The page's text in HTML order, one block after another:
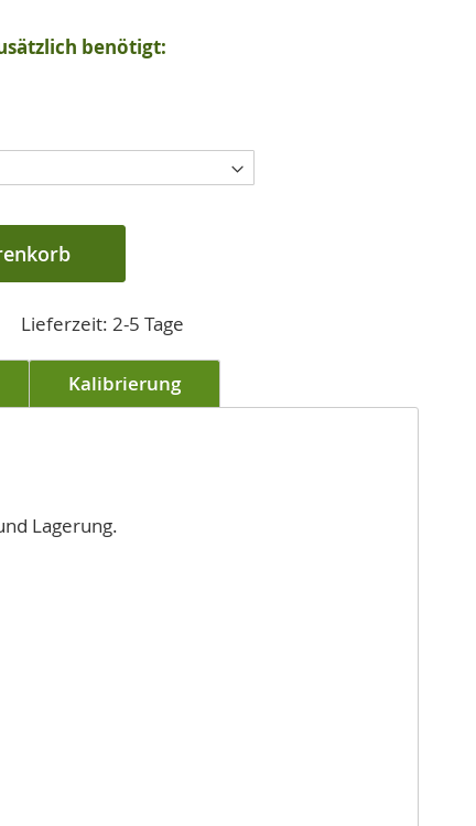
benötigt:
Lieferzeit: 2-5 Tage
Kalibrierung
Lagerung.